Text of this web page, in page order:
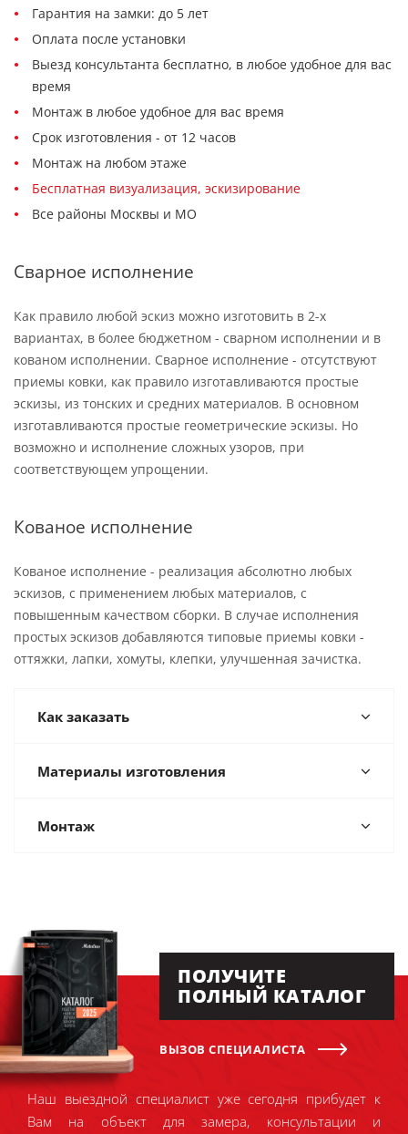
Гарантия на замки: до 5 лет
Оплата после установки
Выезд консультанта бесплатно, в любое удобное для вас
время
Монтаж в любое удобное для вас время
Срок изготовления - от 12 часов
Монтаж на любом этаже
Бесплатная визуализация, эскизирование
Все районы Москвы и МО
Сварное исполнение
Как правило любой эскиз можно изготовить в 2-х
вариантах, в более бюджетном - сварном исполнении и в
кованом исполнении. Сварное исполнение - отсутствуют
приемы ковки, как правило изготавливаются простые
эскизы, из тонских и средних материалов. В основном
изготавливаются простые геометрические эскизы. Но
возможно и исполнение сложных узоров, при
соответствующем упрощении.
Кованое исполнение
Кованое исполнение - реализация абсолютно любых
эскизов, с применением любых материалов, с
повышенным качеством сборки. В случае исполнения
простых эскизов добавляются типовые приемы ковки -
оттяжки, лапки, хомуты, клепки, улучшенная зачистка.
Как заказать
Материалы изготовления
Монтаж
ПОЛУЧИТЕ
ПОЛНЫЙ КАТАЛОГ
ВЫЗОВ СПЕЦИАЛИСТА
Наш выездной специалист уже сегодня прибудет к
Вам на объект для замера, консультации и